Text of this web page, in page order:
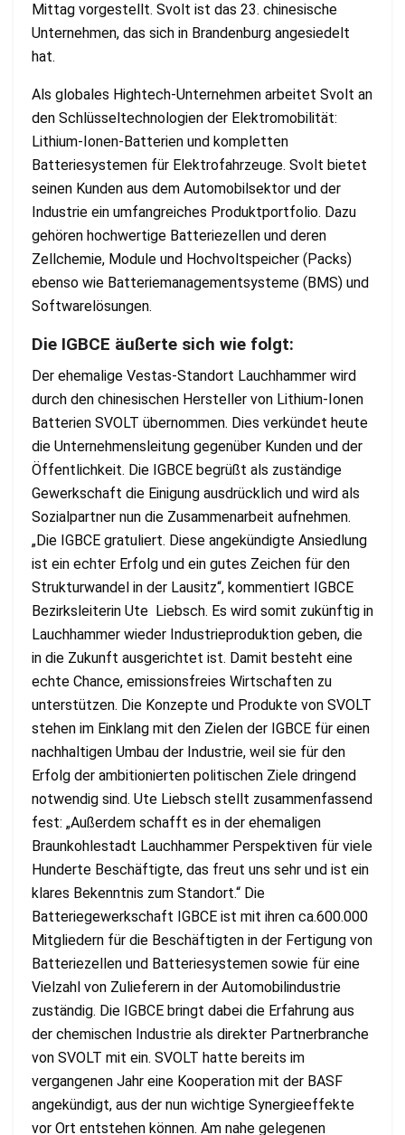
Mittag vorgestellt. Svolt ist das 23. chinesische
Unternehmen, das sich in Brandenburg angesiedelt
hat.
Als globales Hightech-Unternehmen arbeitet Svolt an
den Schlüsseltechnologien der Elektromobilität:
Lithium-Ionen-Batterien und kompletten
Batteriesystemen für Elektrofahrzeuge. Svolt bietet
seinen Kunden aus dem Automobilsektor und der
Industrie ein umfangreiches Produktportfolio. Dazu
gehören hochwertige Batteriezellen und deren
Zellchemie, Module und Hochvoltspeicher (Packs)
ebenso wie Batteriemanagementsysteme (BMS) und
Softwarelösungen.
Die IGBCE äußerte sich wie folgt:
Der ehemalige Vestas-Standort Lauchhammer wird
durch den chinesischen Hersteller von Lithium-Ionen
Batterien SVOLT übernommen. Dies verkündet heute
die Unternehmensleitung gegenüber Kunden und der
Öffentlichkeit. Die IGBCE begrüßt als zuständige
Gewerkschaft die Einigung ausdrücklich und wird als
Sozialpartner nun die Zusammenarbeit aufnehmen.
„Die IGBCE gratuliert. Diese angekündigte Ansiedlung
ist ein echter Erfolg und ein gutes Zeichen für den
Strukturwandel in der Lausitz“, kommentiert IGBCE
Bezirksleiterin Ute Liebsch. Es wird somit zukünftig in
Lauchhammer wieder Industrieproduktion geben, die
in die Zukunft ausgerichtet ist. Damit besteht eine
echte Chance, emissionsfreies Wirtschaften zu
unterstützen. Die Konzepte und Produkte von SVOLT
stehen im Einklang mit den Zielen der IGBCE für einen
nachhaltigen Umbau der Industrie, weil sie für den
Erfolg der ambitionierten politischen Ziele dringend
notwendig sind. Ute Liebsch stellt zusammenfassend
fest: „Außerdem schafft es in der ehemaligen
Braunkohlestadt Lauchhammer Perspektiven für viele
Hunderte Beschäftigte, das freut uns sehr und ist ein
klares Bekenntnis zum Standort.“ Die
Batteriegewerkschaft IGBCE ist mit ihren ca.600.000
Mitgliedern für die Beschäftigten in der Fertigung von
Batteriezellen und Batteriesystemen sowie für eine
Vielzahl von Zulieferern in der Automobilindustrie
zuständig. Die IGBCE bringt dabei die Erfahrung aus
der chemischen Industrie als direkter Partnerbranche
von SVOLT mit ein. SVOLT hatte bereits im
vergangenen Jahr eine Kooperation mit der BASF
angekündigt, aus der nun wichtige Synergieeffekte
vor Ort entstehen können. Am nahe gelegenen